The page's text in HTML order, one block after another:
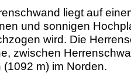
liegt auf
und sonnigen
wird. Die
zwischen
(1092 m) im Norden.